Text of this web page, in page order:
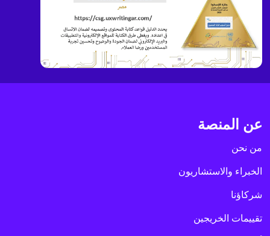
عن المنصة
من نحن
الخبراء والاستشاريون
شركاؤنا
تقييمات الخريجين